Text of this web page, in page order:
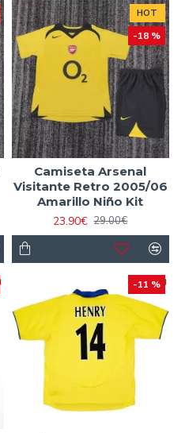
HOT
-18 %
Camiseta Arsenal
Visitante Retro 2005/06
Amarillo Niño Kit
23.90€ 29.00€
-11 %